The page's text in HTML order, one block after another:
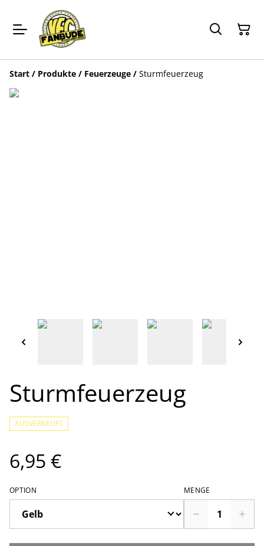
Start / Produkte / Feuerzeuge / Sturmfeuerzeug
Sturmfeuerzeug
AUSVERKAUFT
6,95 €
OPTION MENGE